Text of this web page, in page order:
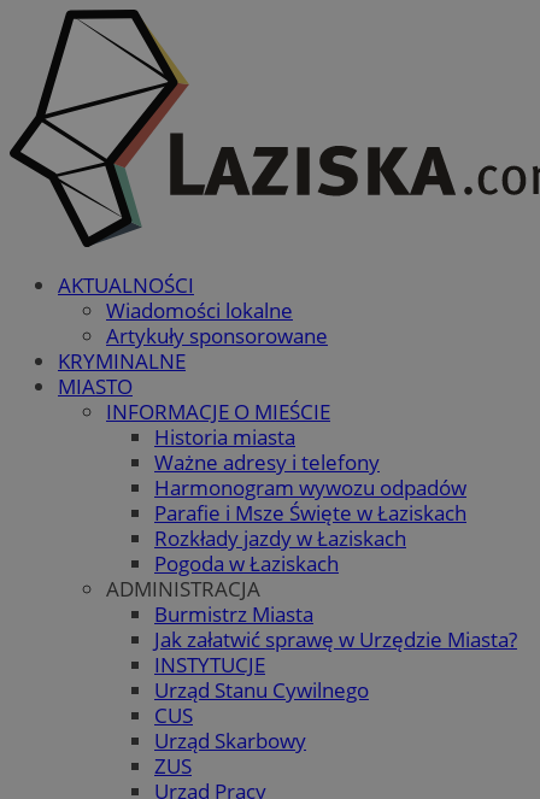
AKTUALNOŚCI
Wiadomości lokalne
Artykuły sponsorowane
KRYMINALNE
MIASTO
INFORMACJE O MIEŚCIE
Historia miasta
Ważne adresy i telefony
Harmonogram wywozu odpadów
Parafie i Msze Święte w Łaziskach
Rozkłady jazdy w Łaziskach
Pogoda w Łaziskach
ADMINISTRACJA
Burmistrz Miasta
Jak załatwić sprawę w Urzędzie Miasta?
INSTYTUCJE
Urząd Stanu Cywilnego
CUS
Urząd Skarbowy
ZUS
Urząd Pracy